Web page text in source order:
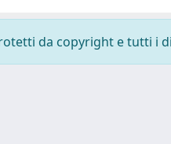
da copyright e tutti i